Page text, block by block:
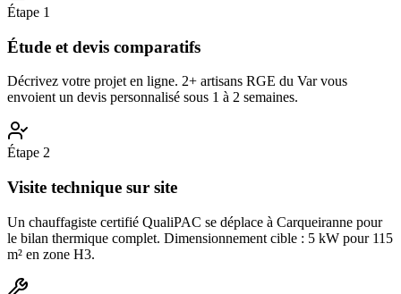
Étape 1
Étude et devis comparatifs
Décrivez votre projet en ligne. 2+ artisans RGE du Var vous
envoient un devis personnalisé sous 1 à 2 semaines.
Étape 2
Visite technique sur site
Un chauffagiste certifié QualiPAC se déplace à Carqueiranne pour
le bilan thermique complet. Dimensionnement cible : 5 kW pour 115
m² en zone H3.